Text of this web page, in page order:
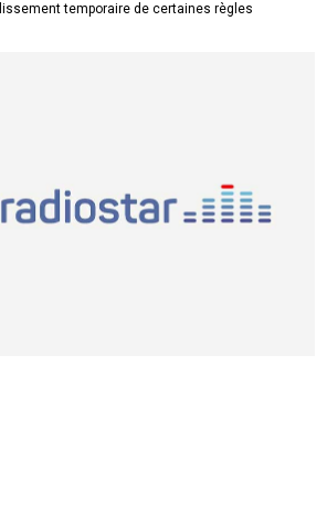
temporaire de certaines règles